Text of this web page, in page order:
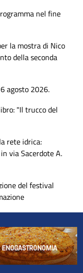
nel fine
la mostra di Nico
della seconda
agosto 2026.
"Il trucco del
rete idrica:
via Sacerdote A.
del festival